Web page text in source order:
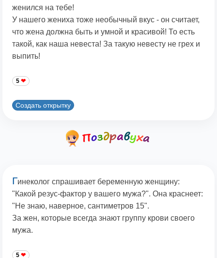
женился на тебе!
У нашего жениха тоже необычный вкус - он считает,
что жена должна быть и умной и красивой! То есть
такой, как наша невеста! За такую невесту не грех и
выпить!
5
Создать открытку
Гинеколог спрашивает беременную женщину:
"Какой резус-фактор у вашего мужа?". Она краснеет:
"Не знаю, наверное, сантиметров 15".
За жен, которые всегда знают группу крови своего
мужа.
5